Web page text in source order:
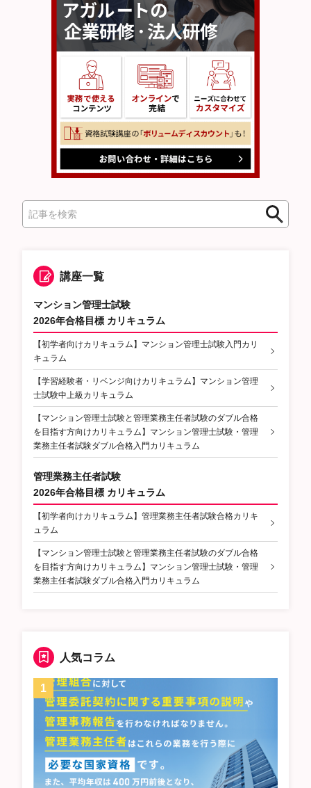
索
講座一覧
マンション管理士試験
2026年合格目標 カリキュラム
【初学者向けカリキュラム】マンション管理士試験入門カリ
キュラム
【学習経験者・リベンジ向けカリキュラム】マンション管理
士試験中上級カリキュラム
【マンション管理士試験と管理業務主任者試験のダブル合格
を目指す方向けカリキュラム】マンション管理士試験・管理
業務主任者試験ダブル合格入門カリキュラム
管理業務主任者試験
2026年合格目標 カリキュラム
【初学者向けカリキュラム】管理業務主任者試験合格カリキ
ュラム
【マンション管理士試験と管理業務主任者試験のダブル合格
を目指す方向けカリキュラム】マンション管理士試験・管理
業務主任者試験ダブル合格入門カリキュラム
人気コラム